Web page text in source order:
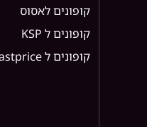
קופונים לאסוס
קופונים ל KSP
קופונים ל Lastprice